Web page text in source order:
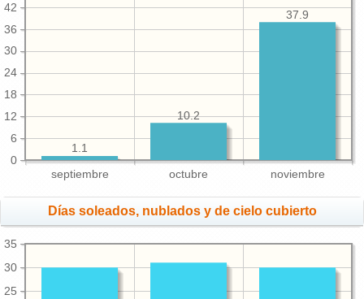
septiembre octubre noviembre
0
6
12
18
24
30
36
42
37.9
10.2
1.1
Días soleados, nublados y de cielo cubierto
25
30
35